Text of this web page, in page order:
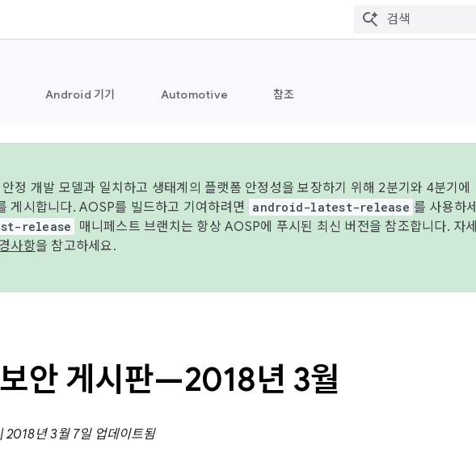
Android 기기 Automotive 참조
정 개발 모델과 일치하고 생태계의 플랫폼 안정성을 보장하기 위해 2분기와 4분기에
게시합니다. AOSP를 빌드하고 기여하려면
android-latest-release 를 사용하세
release
매니페스트 브랜치는 항상 AOSP에 푸시된 최신 버전을 참조합니다. 자세
사항을 참고하세요.
안 게시판—2018년 3월
2018년 3월 7일 업데이트됨